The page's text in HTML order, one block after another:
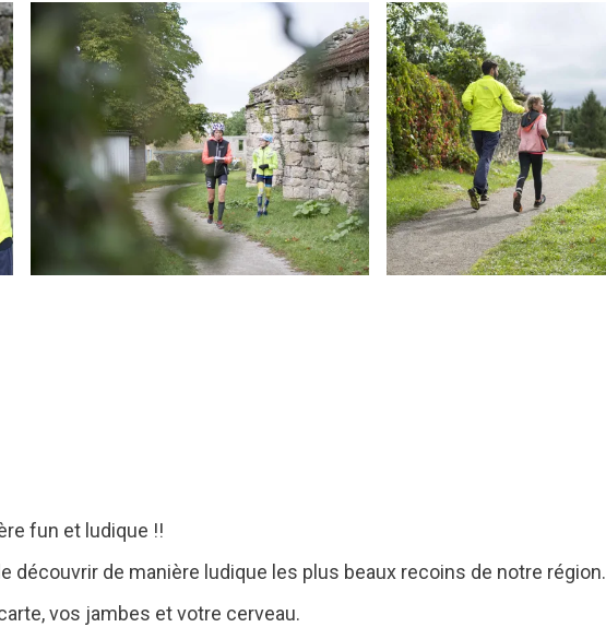
fun et ludique !!
découvrir de manière ludique les plus beaux recoins de notre région.
vos jambes et votre cerveau.